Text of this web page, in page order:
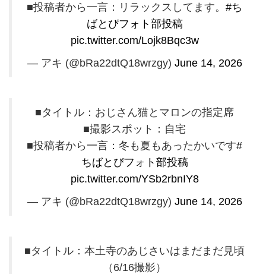
■投稿者から一言：リラックスしてます。 #ち
ばとぴフォト部投稿
pic.twitter.com/Lojk8Bqc3w
— アキ (@bRa22dtQ18wrzgy) June 14, 2026
■タイトル：おじさん猫とマロンの指定席
■撮影スポット：自宅
■投稿者から一言：冬も夏もあったかいです#
ちばとぴフォト部投稿
pic.twitter.com/YSb2rbnIY8
— アキ (@bRa22dtQ18wrzgy) June 14, 2026
■タイトル：本土寺のあじさいはまだまだ見頃
（6/16撮影）